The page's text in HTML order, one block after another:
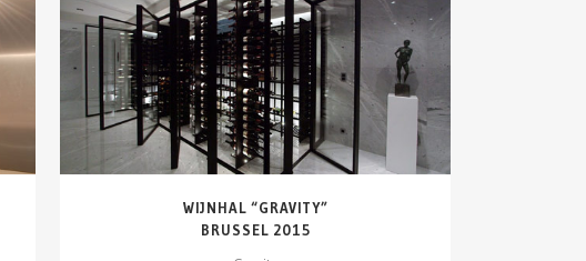
DETAILS ZIEN
WIJNHAL “GRAVITY”
BRUSSEL 2015